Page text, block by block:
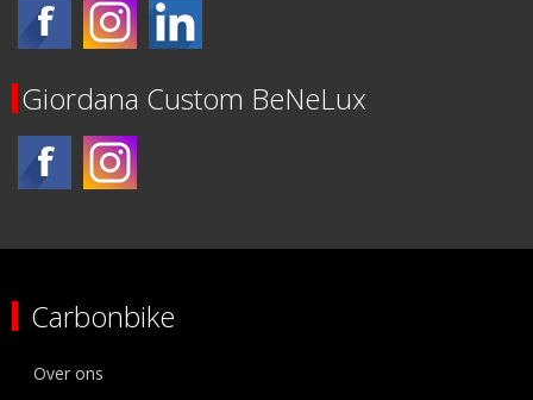
Giordana Custom BeNeLux
Carbonbike
Over ons